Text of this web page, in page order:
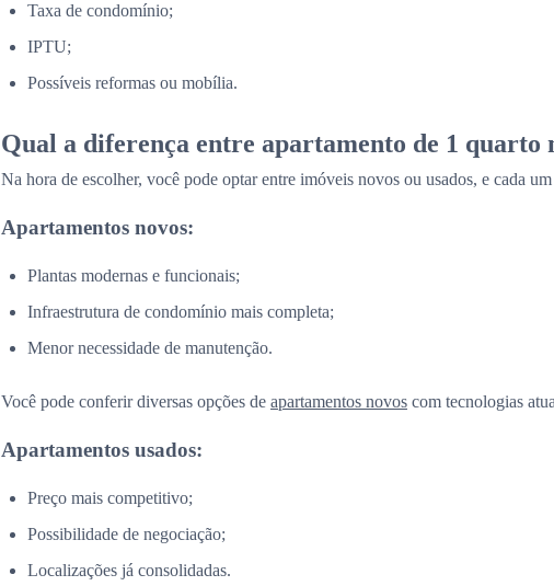
Taxa de condomínio;
IPTU;
Possíveis reformas ou mobília.
Qual a diferença entre apartamento de 1 quarto
Na hora de escolher, você pode optar entre imóveis novos ou usados, e cada um
Apartamentos novos:
Plantas modernas e funcionais;
Infraestrutura de condomínio mais completa;
Menor necessidade de manutenção.
Você pode conferir diversas opções de apartamentos novos com tecnologias
Apartamentos usados:
Preço mais competitivo;
Possibilidade de negociação;
Localizações já consolidadas.